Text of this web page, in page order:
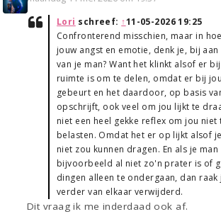
Lori schreef: ↑11-05-2026 19:25
Confronterend misschien, maar in
jouw angst en emotie, denk je, bij
van je man? Want het klinkt alsof er
ruimte is om te delen, omdat er bij
gebeurt en het daardoor, op basis
opschrijft, ook veel om jou lijkt te
niet een heel gekke reflex om jou niet
belasten. Omdat het er op lijkt alsof
niet zou kunnen dragen. En als je man
bijvoorbeeld al niet zo'n prater is of
dingen alleen te ondergaan, dan
verder van elkaar verwijderd.
Dit vraag ik me inderdaad ook af.